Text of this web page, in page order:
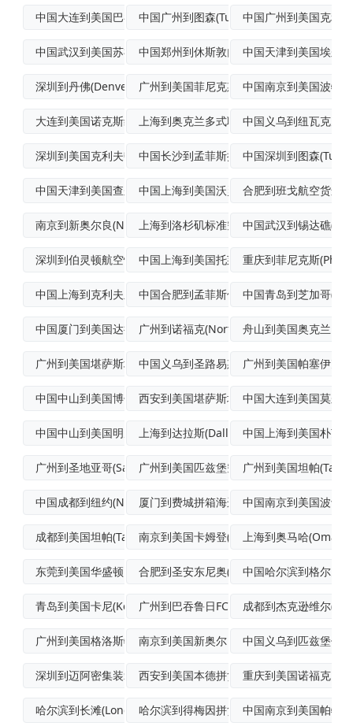
中国大连到美国巴吞鲁日(BatonRou中国广州到图森(Tucson)拼货空运
中国广州到美国克利
中国武汉到美国苏福尔斯(SiouxFal中国郑州到休斯敦门到门空运中国天津到美国埃尔
深圳到丹佛(Denver)空运广州到美国菲尼克斯(Phoenix)空运
中国南京到美国波特
大连到美国诺克斯维尔空运快递上海到奥克兰多式联运中国义乌到纽瓦克空
深圳到美国克利夫顿(Clifton)跨境中国长沙到孟菲斯拼货空运中国深圳到图森
中国天津到美国查尔斯顿标准空运中国上海到美国沃灵顿门到门海运
合肥到班戈航空货运
南京到新奥尔良(NewOrleans)F上海到洛杉矶标准空运中国武汉到锡达礁
深圳到伯灵顿航空快递中国上海到美国托莱多(Toledo)整箱
重庆到菲尼克斯
中国上海到克利夫兰(Cleveland)中国合肥到孟菲斯优先空运中国青岛到芝加哥
中国厦门到美国达拉斯(Dallas)空海广州到诺福克(Norfolk)空运物流专
舟山到美国奥克兰国
广州到美国堪萨斯城国际空运专线中国义乌到圣路易斯普货空运广州到美国帕塞伊克
中国中山到美国博伊西经济空运西安到美国堪萨斯城空运门到门专线
中国大连到美国莫尔
中国中山到美国明尼阿波利斯(Minnea
上海到达拉斯(Dallas)普货空运中国上海到美国朴茨
广州到圣地亚哥(SanDiego)空运广州到美国匹兹堡空运专线广州到美国坦帕
中国成都到纽约(NewYork)门到门空
厦门到费城拼箱海运 中国南京到美国波士
成都到美国坦帕(Tampa)航空货运南京到美国卡姆登(Camden)国际海运
上海到奥马哈
东莞到美国华盛顿门到门空运合肥到圣安东尼奥(SanAntonio)
中国哈尔滨到格尔夫
青岛到美国卡尼(Kearny)国际多式联
广州到巴吞鲁日FCL海运成都到杰克逊维尔
广州到美国格洛斯特城散货船运输南京到美国新奥尔良国际空运专线
中国义乌到匹兹堡优
深圳到迈阿密集装箱运输西安到美国本德拼货空运重庆到美国诺福克国
哈尔滨到长滩(LongBeach)航空快哈尔滨到得梅因拼货空运中国南京到美国帕特